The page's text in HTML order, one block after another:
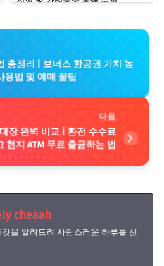
총정리 | 보너스 항공권 가치 높
용법 및 예매 꿀팁
다음
장 완벽 비교 | 환전 수수료
현지 ATM 무료 출금하는 법
cheaah
을 알려드려 사랑스러운 하루를 선